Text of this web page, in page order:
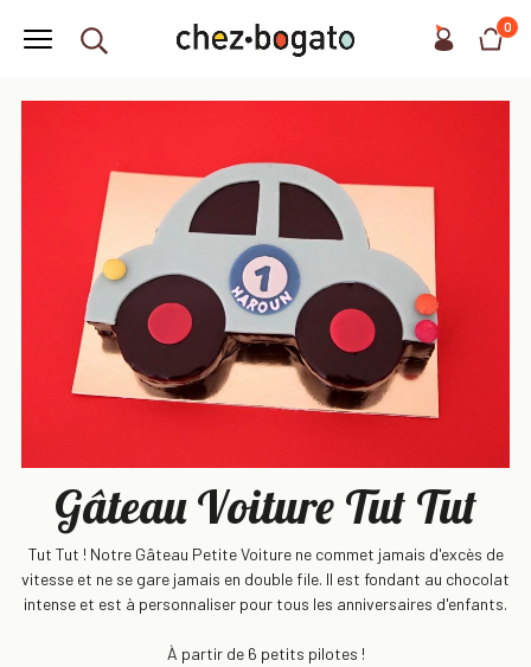
0
Gâteau Voiture Tut Tut
Tut Tut ! Notre Gâteau Petite Voiture ne commet jamais d'excès de
vitesse et ne se gare jamais en double file. Il est fondant au chocolat
intense et est à personnaliser pour tous les anniversaires d'enfants.
À partir de 6 petits pilotes !